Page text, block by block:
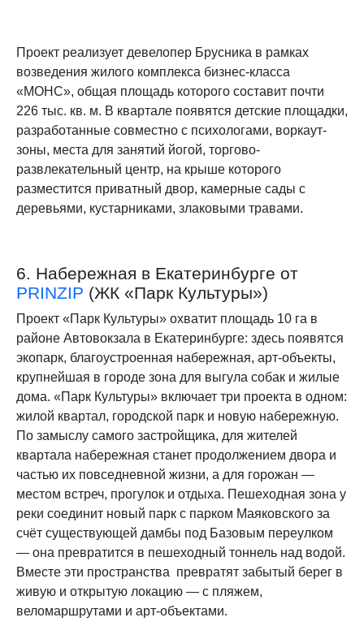
Проект реализует девелопер Брусника в рамках
возведения жилого комплекса бизнес-класса
«МОНС», общая площадь которого составит почти
226 тыс. кв. м. В квартале появятся детские площадки,
разработанные совместно с психологами, воркаут-
зоны, места для занятий йогой, торгово-
развлекательный центр, на крыше которого
разместится приватный двор, камерные сады с
деревьями, кустарниками, злаковыми травами.
6. Набережная в Екатеринбурге от
PRINZIP (ЖК «Парк Культуры»)
Проект «Парк Культуры» охватит площадь 10 га в
районе Автовокзала в Екатеринбурге: здесь появятся
экопарк, благоустроенная набережная, арт-объекты,
крупнейшая в городе зона для выгула собак и жилые
дома. «Парк Культуры» включает три проекта в одном:
жилой квартал, городской парк и новую набережную.
По замыслу самого застройщика, для жителей
квартала набережная станет продолжением двора и
частью их повседневной жизни, а для горожан —
местом встреч, прогулок и отдыха. Пешеходная зона у
реки соединит новый парк с парком Маяковского за
счёт существующей дамбы под Базовым переулком
— она превратится в пешеходный тоннель над водой.
Вместе эти пространства превратят забытый берег в
живую и открытую локацию — с пляжем,
веломаршрутами и арт-объектами.